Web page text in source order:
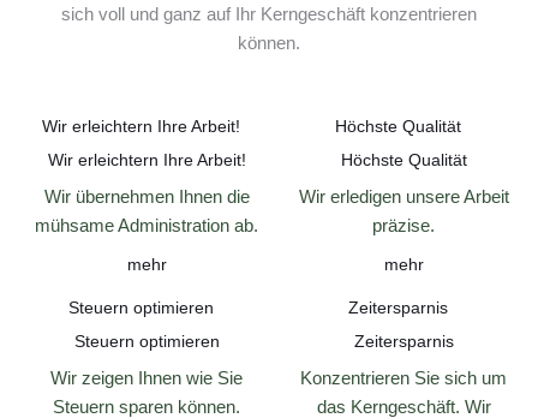
sich voll und ganz auf Ihr Kerngeschäft konzentrieren
können.
Wir erleichtern Ihre Arbeit!
Wir erleichtern Ihre Arbeit!
Wir übernehmen Ihnen die
mühsame Administration ab.
mehr
Höchste Qualität
Höchste Qualität
Wir erledigen unsere Arbeit
präzise.
mehr
Steuern optimieren
Steuern optimieren
Wir zeigen Ihnen wie Sie
Steuern sparen können.
Zeitersparnis
Zeitersparnis
Konzentrieren Sie sich um
das Kerngeschäft. Wir